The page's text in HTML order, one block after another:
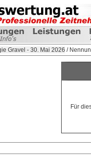
Gravel - 30. Mai 2026 /
Für